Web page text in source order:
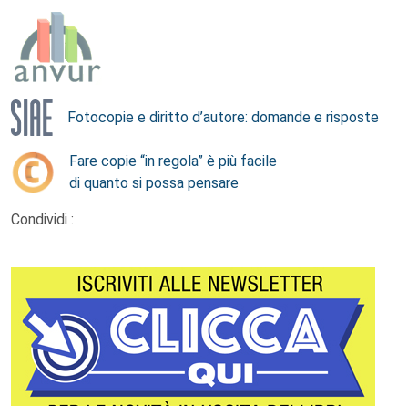
Fotocopie e diritto d’autore: domande e risposte
Fare copie “in regola” è più facile
di quanto si possa pensare
Condividi :